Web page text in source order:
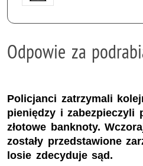
Odpowie za
Policjanci zatrzymali
pieniędzy i zabezpieczyli
złotowe banknoty.
zostały przedstawione
losie zdecyduje sąd.